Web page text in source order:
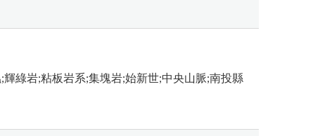
綠岩;粘板岩系;集塊岩;始新世;中央山脈;南投縣